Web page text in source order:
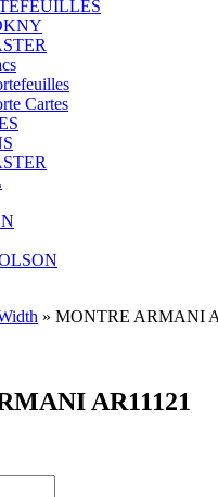
Cartes
» MONTRE ARMANI
AR11121